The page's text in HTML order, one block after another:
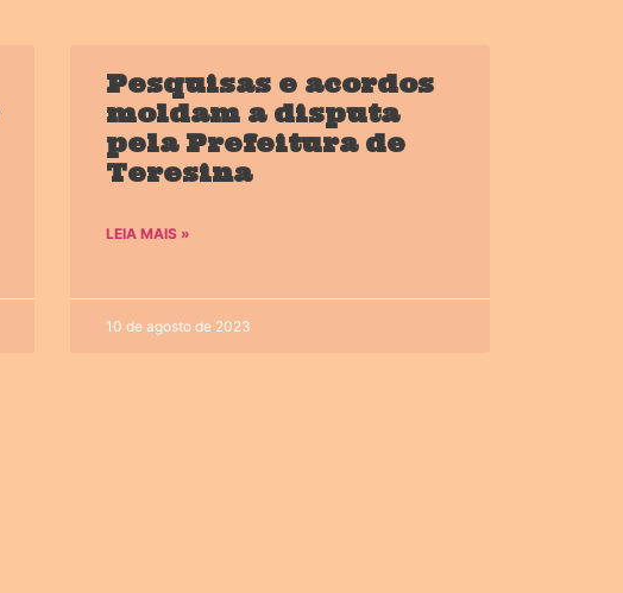
Pesquisas e acordos
moldam a disputa
pela Prefeitura de
Teresina
LEIA MAIS »
10 de agosto de 2023